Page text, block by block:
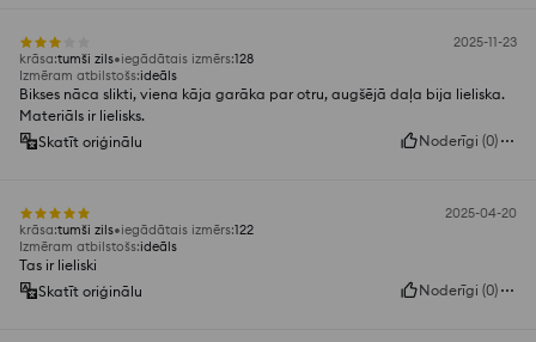
2025-11-23
krāsa:tumši zils iegādātais izmērs:128
Izmēram atbilstošs:ideāls
Bikses nāca slikti, viena kāja garāka par otru, augšējā daļa bija lieliska.
Materiāls ir lielisks.
Skatīt oriģinālu
Noderīgi (0)
2025-04-20
krāsa:tumši zils iegādātais izmērs:122
Izmēram atbilstošs:ideāls
Tas ir lieliski
Skatīt oriģinālu
Noderīgi (0)